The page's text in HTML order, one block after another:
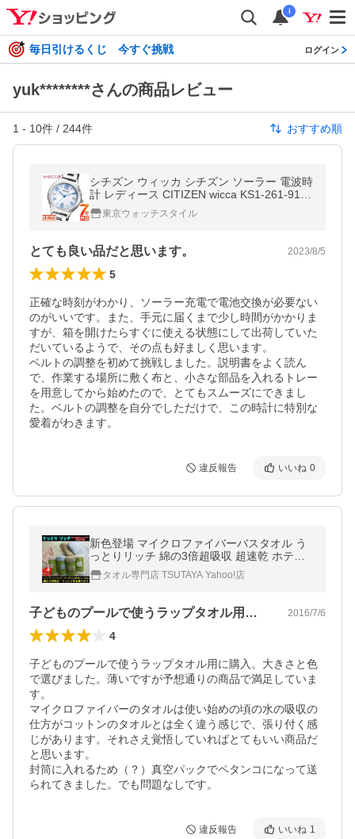
i
毎日引けるくじ 今すぐ挑戦 ログイン
yuk********さんの商品レビュー
1 - 10件 / 244件 おすすめ順
シチズン ウィッカ シチズン ソーラー 電波時
計 レディース CITIZEN wicca KS1-261-91
エコドライブ シチズン ソーラー充電 ダイヤ
モンド 小ぶり 華奢 爆買
東京ウォッチスタイル
とても良い品だと思います。 2023/8/5
5
正確な時刻がわかり、ソーラー充電で電池交換が必要ない
のがいいです。また、手元に届くまで少し時間がかかりま
すが、箱を開けたらすぐに使える状態にして出荷していた
だいているようで、その点も好ましく思います。
ベルトの調整を初めて挑戦しました。説明書をよく読ん
で、作業する場所に敷く布と、小さな部品を入れるトレー
を用意してから始めたので、とてもスムーズにできまし
た。ベルトの調整を自分でしただけで、この時計に特別な
愛着がわきます。
違反報告 いいね 0
新色登場 マイクロファイバーバスタオル う
っとりリッチ 綿の3倍超吸収 超速乾 ホテル
タイプタオル専門店 TSUTAYA Yahoo!店
子どものプールで使うラップタオル用に購… 2016/7/6
4
子どものプールで使うラップタオル用に購入。大きさと色
で選びました。薄いですが予想通りの商品で満足していま
す。
マイクロファイバーのタオルは使い始めの頃の水の吸収の
仕方がコットンのタオルとは全く違う感じで、張り付く感
じがあります。それさえ覚悟していればとてもいい商品だ
と思います。
封筒に入れるため（？）真空パックでペタンコになって送
られてきました。でも問題なしです。
違反報告 いいね 1